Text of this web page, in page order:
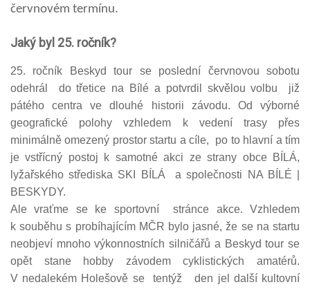
červnovém termínu.
Jaký byl 25. ročník?
25. ročník Beskyd tour se poslední červnovou sobotu
odehrál do třetice na Bílé a potvrdil skvělou volbu již
pátého centra ve dlouhé historii závodu. Od výborné
geografické polohy vzhledem k vedení trasy přes
minimálně omezený prostor startu a cíle, po to hlavní a tím
je vstřícný postoj k samotné akci ze strany obce BÍLÁ,
lyžařského střediska SKI BÍLÁ a společnosti NA BÍLÉ
BESKYDY.
Ale vraťme se ke sportovní stránce akce. Vzhledem
k souběhu s probíhajícím MČR bylo jasné, že se na startu
neobjeví mnoho výkonnostních silničářů a Beskyd tour se
opět stane hobby závodem cyklistických amatérů.
V nedalekém Holešově se tentýž den jel další kultovní